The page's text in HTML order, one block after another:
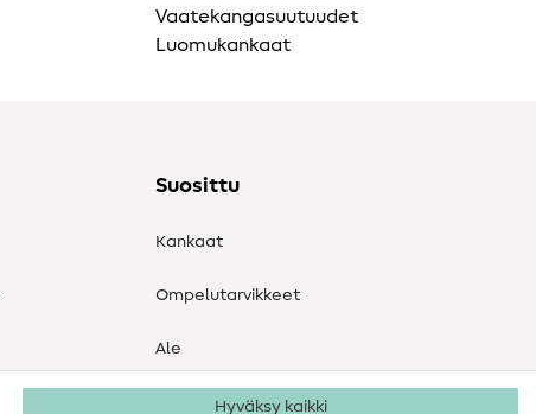
Vaatekangasuutuudet
Luomukankaat
Suosittu
Kankaat
Ompelutarvikkeet
Ale
Hyväksy kaikki